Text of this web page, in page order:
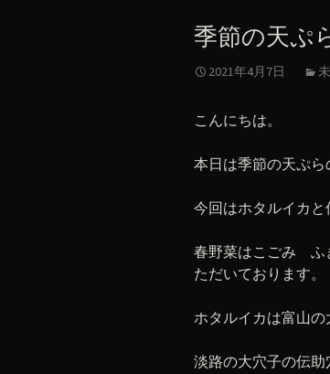
季節の天ぷ
2021年4月7日
こんにちは。
本日は季節の天ぷら
今回はホタルイカ
春野菜はこごみ
ただいております。
ホタルイカは富山の
淡路の大穴子の伝助